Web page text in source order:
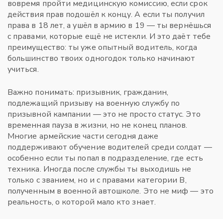
вовремя пройти медицинскую комиссию, если срок
действия прав подошёл к концу. А если ты получил
права в 18 лет, а ушёл в армию в 19 — ты вернёшься
с правами, которые ещё не истекли. И это даёт тебе
преимущество: ты уже опытный водитель, когда
большинство твоих одногодок только начинают
учиться.
Важно понимать: призывник, гражданин,
подлежащий призыву на военную службу по
призывной кампании — это не просто статус. Это
временная пауза в жизни, но не конец планов.
Многие армейские части сегодня даже
поддерживают обучение водителей среди солдат —
особенно если ты попал в подразделение, где есть
техника. Иногда после службы ты выходишь не
только с званием, но и с правами категории В,
полученным в военной автошколе. Это не миф — это
реальность, о которой мало кто знает.